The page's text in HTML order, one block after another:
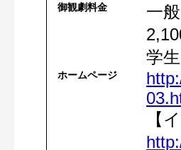
御観劇料金
一
学
ホームページ
【